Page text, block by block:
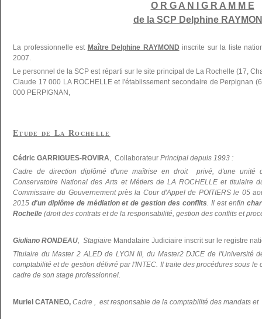
O R G A N I G R A M M E
de la SCP Delphine
La professionnelle est Maître Delphine RAYMOND inscrite sur la liste
2007.
Le personnel de la SCP est réparti sur le site principal de La Rochelle (17,
Claude 17 000 LA ROCHELLE et l'établissement secondaire de Perpignan
000 PERPIGNAN,
Etude de La Rochelle
Cédric GARRIGUES-ROVIRA, Collaborateur Principal depuis 1993 :
Cadre de direction diplômé d'une maîtrise en droit privé, d'une unité
Conservatoire National des Arts et Métiers de LA ROCHELLE et titulaire
Commissaire du Gouvernement près la Cour d'Appel de POITIERS le 05
2015 d'un diplôme de médiation et de gestion des conflits. Il est enfin
Rochelle (droit des contrats et de la responsabilité, gestion des conflits et
Giuliano RONDEAU, Stagiaire Mandataire Judiciaire inscrit sur le registre
Titulaire du Master 2 ALED de LYON III, du Master2 DJCE de l'Université
comptabilité et de gestion délivré par l'INTEC. Il traite des procédures sous
cadre de son stage professionnel.
Muriel CATANEO, Cadre , est responsable de la comptabilité des mandats et